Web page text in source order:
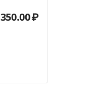
350.00₽